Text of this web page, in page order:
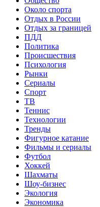
Около спорта
Отдых в России
Отдых за границей
ПДД
Политика
Происшествия
Психология
Рынки
Сериалы
Спорт
ТВ
Теннис
Технологии
Тренды
Фигурное катание
Фильмы и сериалы
Футбол
Хоккей
Шахматы
Шоу-бизнес
Экология
Экономика